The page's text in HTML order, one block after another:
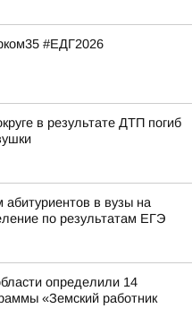
#ЕДГ2026
в результате ДТП погиб
в вузы на
по результатам ЕГЭ
определили 14
«Земский работник